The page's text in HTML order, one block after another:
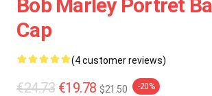
Bob Marley Portret
Cap
(4 customer reviews)
€24.73 €19.78 $21.50 -20%